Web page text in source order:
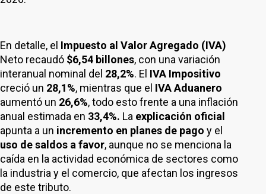
En detalle, el Impuesto al Valor Agregado (IVA)
Neto recaudó $6,54 billones, con una variación
interanual nominal del 28,2%. El IVA Impositivo
creció un 28,1%, mientras que el IVA Aduanero
aumentó un 26,6%, todo esto frente a una inflación
anual estimada en 33,4%. La explicación oficial
apunta a un incremento en planes de pago y el
uso de saldos a favor, aunque no se menciona la
caída en la actividad económica de sectores como
la industria y el comercio, que afectan los ingresos
de este tributo.